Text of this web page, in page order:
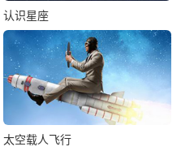
认识星座
太空载人飞行